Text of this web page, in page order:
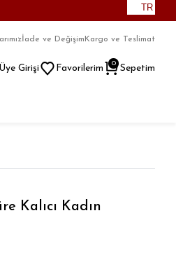
TR
İade ve Değişim Kargo ve Teslimat
Üye Girişi Favorilerim Sepetim
0
Kalıcı Kadın